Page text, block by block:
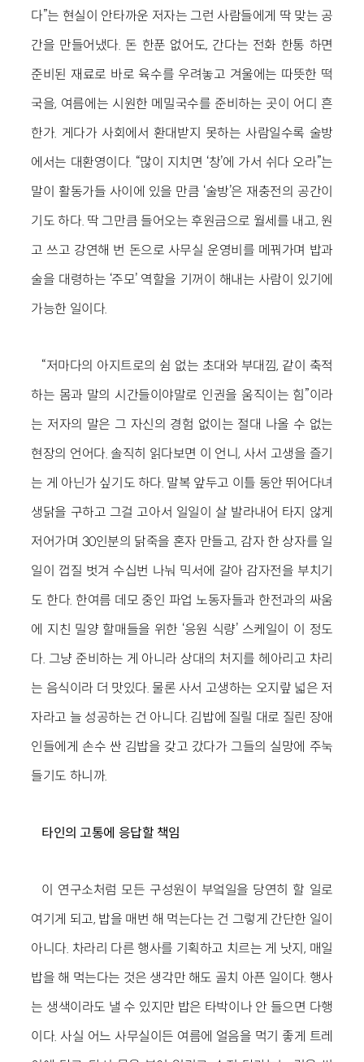
다”는 현실이 안타까운 저자는 그런 사람들에게 딱 맞는 공
간을 만들어냈다. 돈 한푼 없어도, 간다는 전화 한통 하면
준비된 재료로 바로 육수를 우려놓고 겨울에는 따뜻한 떡
국을, 여름에는 시원한 메밀국수를 준비하는 곳이 어디 흔
한가. 게다가 사회에서 환대받지 못하는 사람일수록 술방
에서는 대환영이다. “많이 지치면 ‘창’에 가서 쉬다 오라”는
말이 활동가들 사이에 있을 만큼 ‘술방’은 재충전의 공간이
기도 하다. 딱 그만큼 들어오는 후원금으로 월세를 내고, 원
고 쓰고 강연해 번 돈으로 사무실 운영비를 메꿔가며 밥과
술을 대령하는 ‘주모’ 역할을 기꺼이 해내는 사람이 있기에
가능한 일이다.
“저마다의 아지트로의 쉼 없는 초대와 부대낌, 같이 축적
하는 몸과 말의 시간들이야말로 인권을 움직이는 힘”이라
는 저자의 말은 그 자신의 경험 없이는 절대 나올 수 없는
현장의 언어다. 솔직히 읽다보면 이 언니, 사서 고생을 즐기
는 게 아닌가 싶기도 하다. 말복 앞두고 이틀 동안 뛰어다녀
생닭을 구하고 그걸 고아서 일일이 살 발라내어 타지 않게
저어가며 30인분의 닭죽을 혼자 만들고, 감자 한 상자를 일
일이 껍질 벗겨 수십번 나눠 믹서에 갈아 감자전을 부치기
도 한다. 한여름 데모 중인 파업 노동자들과 한전과의 싸움
에 지친 밀양 할매들을 위한 ‘응원 식량’ 스케일이 이 정도
다. 그냥 준비하는 게 아니라 상대의 처지를 헤아리고 차리
는 음식이라 더 맛있다. 물론 사서 고생하는 오지랖 넓은 저
자라고 늘 성공하는 건 아니다. 김밥에 질릴 대로 질린 장애
인들에게 손수 싼 김밥을 갖고 갔다가 그들의 실망에 주눅
들기도 하니까.
타인의 고통에 응답할 책임
이 연구소처럼 모든 구성원이 부엌일을 당연히 할 일로
여기게 되고, 밥을 매번 해 먹는다는 건 그렇게 간단한 일이
아니다. 차라리 다른 행사를 기획하고 치르는 게 낫지, 매일
밥을 해 먹는다는 것은 생각만 해도 골치 아픈 일이다. 행사
는 생색이라도 낼 수 있지만 밥은 타박이나 안 들으면 다행
이다. 사실 어느 사무실이든 여름에 얼음을 먹기 좋게 트레